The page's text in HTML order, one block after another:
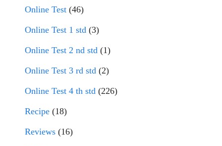
Online Test (46)
Online Test 1 std (3)
Online Test 2 nd std (1)
Online Test 3 rd std (2)
Online Test 4 th std (226)
Recipe (18)
Reviews (16)